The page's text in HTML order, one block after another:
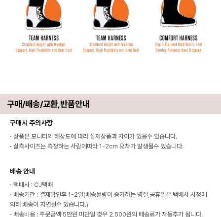
구매/배송/교환,반품안내
구매시 주의사항
· 상품은 모니터의 해상도에 따라 실제상품과 차이가 있을수 있습니다.
· 실측사이즈는 측정하는 사람에따라 1-2cm 오차가 발생될수 있습니다.
배송 안내
· 택배사 : CJ택배
· 배송기간 : 결제확인후 1-2일(배송물량이 증가하는 명절,공휴일은 택배사 사정에
의해 배송이 지연될수 있습니다.)
· 배송비용 : 주문금액 5만원 미만일 경우 2,500원의 배송료가 자동추가 됩니다.